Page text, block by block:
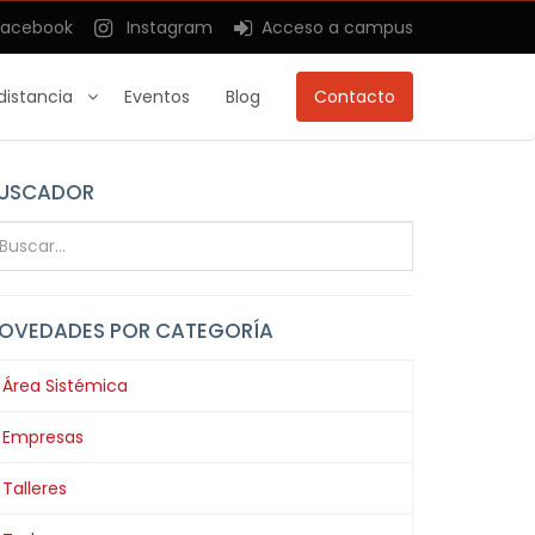
Instagram Acceso a campus
Eventos Blog Contacto
POR CATEGORÍA
Área Sistémica
Empresas
Talleres